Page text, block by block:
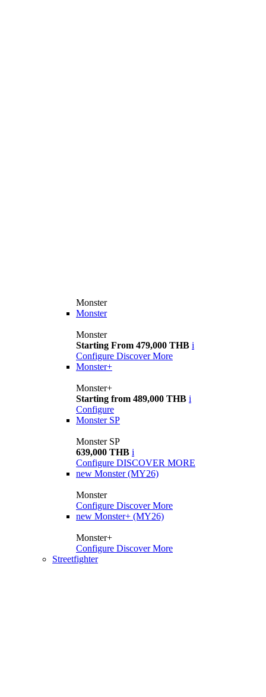
Monster
Monster
Monster
Starting From 479,000 THB i
Configure Discover More
Monster+
Monster+
Starting from 489,000 THB i
Configure
Monster SP
Monster SP
639,000 THB i
Configure DISCOVER MORE
new Monster (MY26)
Monster
Configure Discover More
new Monster+ (MY26)
Monster+
Configure Discover More
Streetfighter